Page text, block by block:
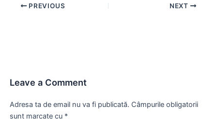
Post PREVIOUS NEXT
Leave a Comment
Adresa ta de email nu va fi publicată. Câmpurile obligatorii
sunt marcate cu *